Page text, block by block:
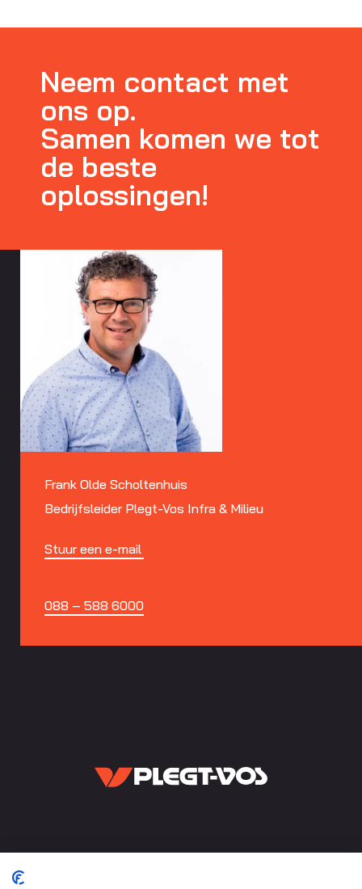
Neem contact met
ons op.
Samen komen we tot
de beste
oplossingen!
Frank Olde Scholtenhuis
Bedrijfsleider Plegt-Vos Infra & Milieu
Stuur een e-mail
088 – 588 6000